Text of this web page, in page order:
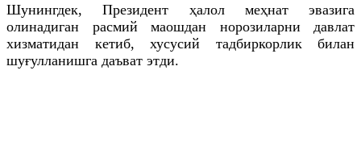
Шунингдек, Президент ҳалол меҳнат эвазига
олинадиган расмий маошдан норозиларни давлат
хизматидан кетиб, хусусий тадбиркорлик билан
шуғулланишга даъват этди.